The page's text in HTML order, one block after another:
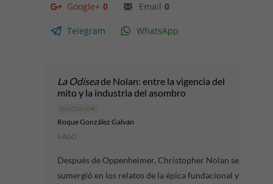
Google+ 0 Email 0
Telegram WhatsApp
La Odiseade Nolan: entre la vigencia del
mito y la industria del asombro
DISCUSIÓN
Roque González Galván
6 AGO
Después de Oppenheimer, Christopher Nolan se
sumergió en los relatos de la épica fundacional y